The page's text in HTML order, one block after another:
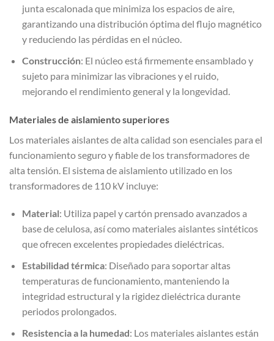
junta escalonada que minimiza los espacios de aire,
garantizando una distribución óptima del flujo magnético
y reduciendo las pérdidas en el núcleo.
Construcción: El núcleo está firmemente ensamblado y
sujeto para minimizar las vibraciones y el ruido,
mejorando el rendimiento general y la longevidad.
Materiales de aislamiento superiores
Los materiales aislantes de alta calidad son esenciales para el
funcionamiento seguro y fiable de los transformadores de
alta tensión. El sistema de aislamiento utilizado en los
transformadores de 110 kV incluye:
Material: Utiliza papel y cartón prensado avanzados a
base de celulosa, así como materiales aislantes sintéticos
que ofrecen excelentes propiedades dieléctricas.
Estabilidad térmica: Diseñado para soportar altas
temperaturas de funcionamiento, manteniendo la
integridad estructural y la rigidez dieléctrica durante
periodos prolongados.
Resistencia a la humedad: Los materiales aislantes están